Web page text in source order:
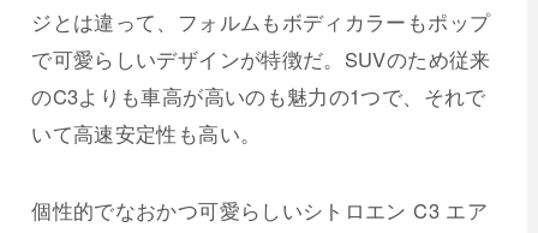
ジとは違って、フォルムもボディカラーもポップ
で可愛らしいデザインが特徴だ。SUVのため従来
のC3よりも車高が高いのも魅力の1つで、それで
いて高速安定性も高い。
個性的でなおかつ可愛らしいシトロエン C3 エア